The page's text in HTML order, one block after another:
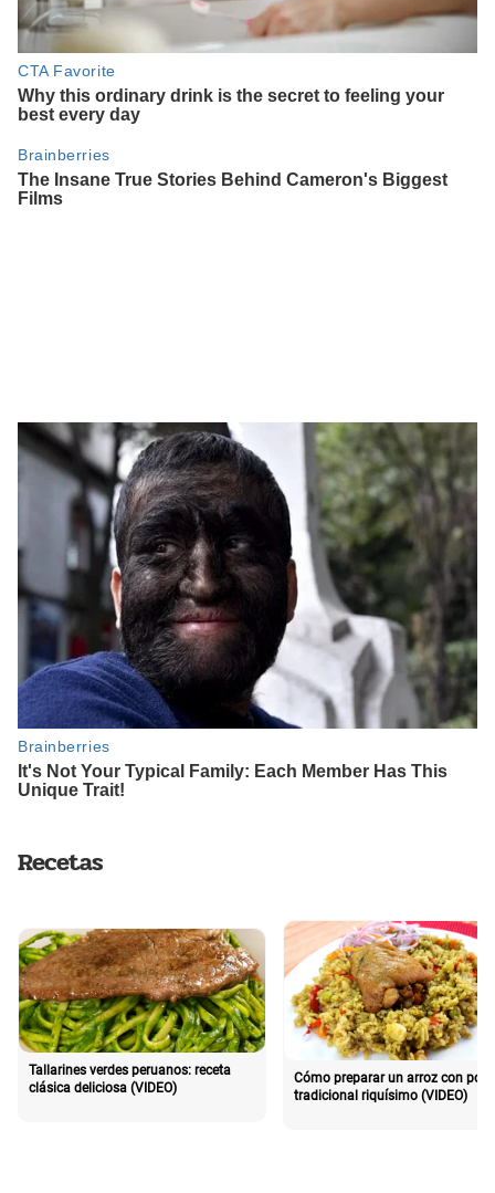
Recetas
Tallarines verdes peruanos: receta
clásica deliciosa (VIDEO)
Cómo preparar un arroz con pollo
tradicional riquísimo (VIDEO)